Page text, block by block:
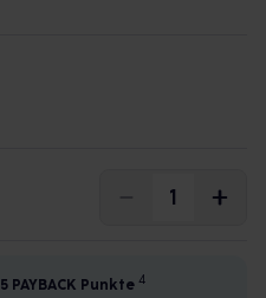
5 PAYBACK Punkte 4